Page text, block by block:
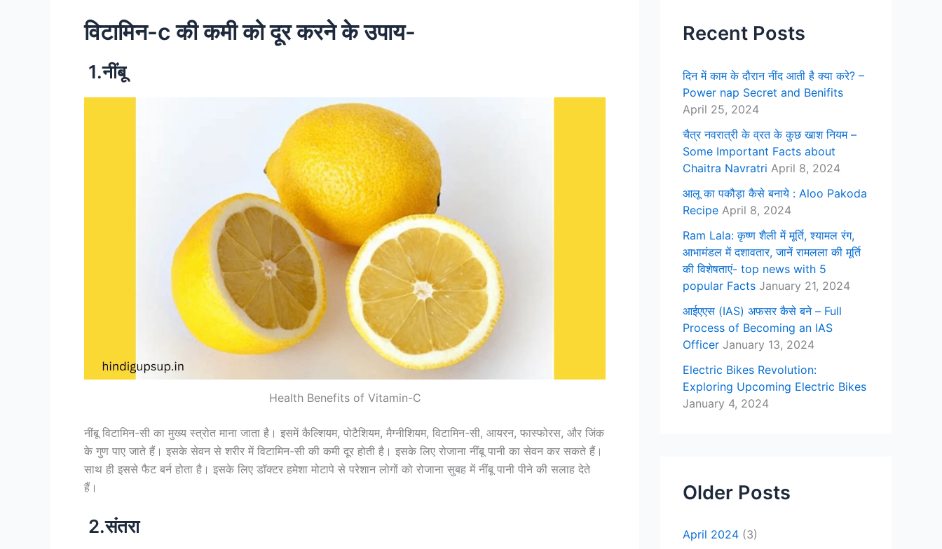
विटामिन-c की कमी को दूर करने के उपाय-
1.नींबू
Health Benefits of Vitamin-C
नींबू विटामिन-सी का मुख्य स्त्रोत माना जाता है। इसमें कैल्शियम, पोटैशियम, मैग्नीशियम, विटामिन-सी, आयरन, फास्फोरस, और जिंक
के गुण पाए जाते हैं। इसके सेवन से शरीर में विटामिन-सी की कमी दूर होती है। इसके लिए रोजाना नींबू पानी का सेवन कर सकते हैं।
साथ ही इससे फैट बर्न होता है। इसके लिए डॉक्टर हमेशा मोटापे से परेशान लोगों को रोजाना सुबह में नींबू पानी पीने की सलाह देते
हैं।
2.संतरा
Recent Posts
दिन में काम के दौरान नींद आती है क्या करे? –
Power nap Secret and Benifits
April 25, 2024
चैत्र नवरात्री के व्रत के कुछ खाश नियम –
Some Important Facts about
Chaitra Navratri April 8, 2024
आलू का पकौड़ा कैसे बनाये : Aloo Pakoda
Recipe April 8, 2024
Ram Lala: कृष्ण शैली में मूर्ति, श्यामल रंग,
आभामंडल में दशावतार, जानें रामलला की मूर्ति
की विशेषताएं- top news with 5
popular Facts January 21, 2024
आईएएस (IAS) अफसर कैसे बने – Full
Process of Becoming an IAS
Officer January 13, 2024
Electric Bikes Revolution:
Exploring Upcoming Electric Bikes
January 4, 2024
Older Posts
April 2024 (3)